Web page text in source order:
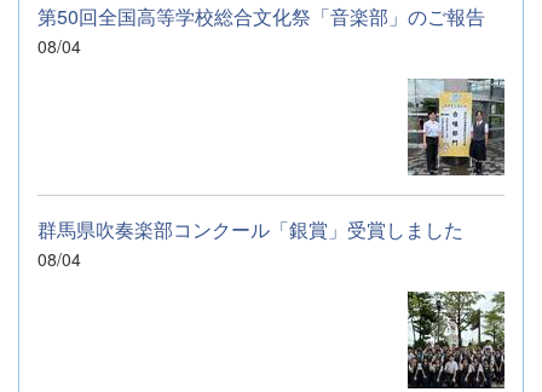
第50回全国高等学校総合文化祭「音楽部」のご報告
08/04
群馬県吹奏楽部コンクール「銀賞」受賞しました
08/04